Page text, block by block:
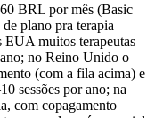
BRL por mês (Basic
plano pra terapia
EUA muitos terapeutas
no Reino Unido o
(com a fila acima) e
sessões por ano; na
com copagamento